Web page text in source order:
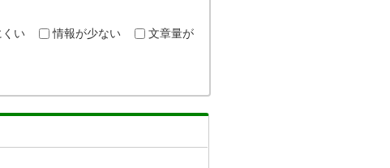
くい 情報が少ない
文章量が